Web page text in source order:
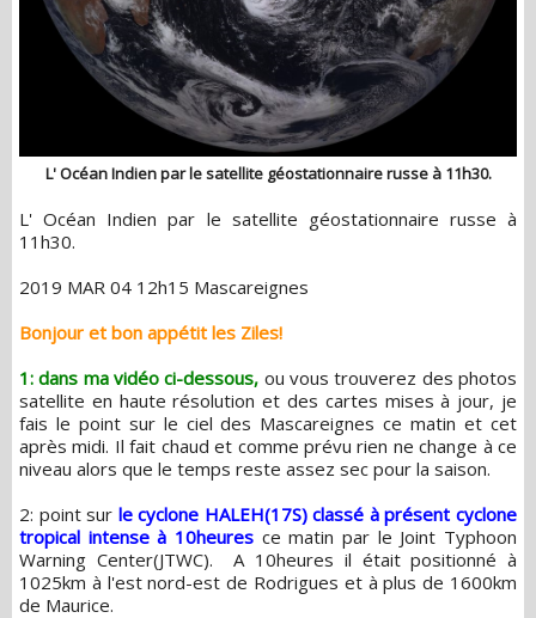
L' Océan Indien par le satellite géostationnaire russe à 11h30.
L' Océan Indien par le satellite géostationnaire russe à
11h30.
2019 MAR 04 12h15 Mascareignes
Bonjour et bon appétit les Ziles!
1: dans ma vidéo ci-dessous, ou vous trouverez des photos
satellite en haute résolution et des cartes mises à jour, je
fais le point sur le ciel des Mascareignes ce matin et cet
après midi. Il fait chaud et comme prévu rien ne change à ce
niveau alors que le temps reste assez sec pour la saison.
2: point sur le cyclone HALEH(17S) classé à présent cyclone
tropical intense à 10heures ce matin par le Joint Typhoon
Warning Center(JTWC). A 10heures il était positionné à
1025km à l'est nord-est de Rodrigues et à plus de 1600km
de Maurice.